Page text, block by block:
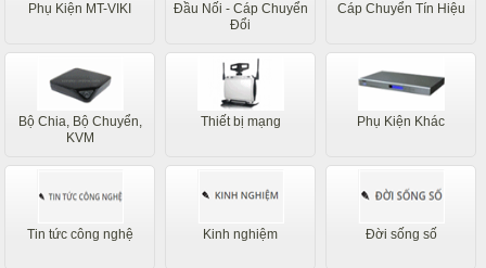
Phụ Kiện MT-VIKI
Đầu Nối - Cáp Chuyển
Đổi
Cáp Chuyển Tín Hiệu
Bộ Chia, Bộ Chuyển,
KVM
Thiết bị mạng Phụ Kiện Khác
Tin tức công nghệ Kinh nghiệm Đời sống số